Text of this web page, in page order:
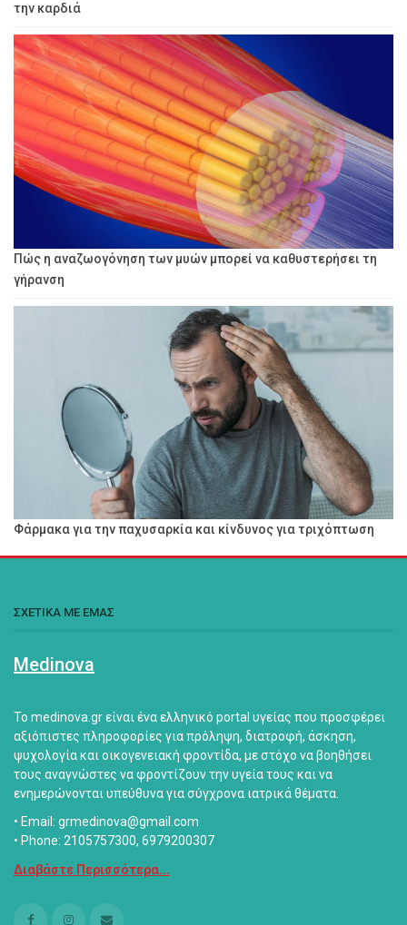
την καρδιά
Πώς η αναζωογόνηση των μυών μπορεί να καθυστερήσει τη
γήρανση
Φάρμακα για την παχυσαρκία και κίνδυνος για τριχόπτωση
ΣΧΕΤΙΚΑ ΜΕ ΕΜΑΣ
Medinova
Το medinova.gr είναι ένα ελληνικό portal υγείας που προσφέρει
αξιόπιστες πληροφορίες για πρόληψη, διατροφή, άσκηση,
ψυχολογία και οικογενειακή φροντίδα, με στόχο να βοηθήσει
τους αναγνώστες να φροντίζουν την υγεία τους και να
ενημερώνονται υπεύθυνα για σύγχρονα ιατρικά θέματα.
• Email: grmedinova@gmail.com
• Phone: 2105757300, 6979200307
Διαβάστε Περισσότερα...